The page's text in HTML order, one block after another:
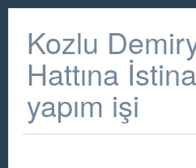
Kozlu
Hattına
yapım işi